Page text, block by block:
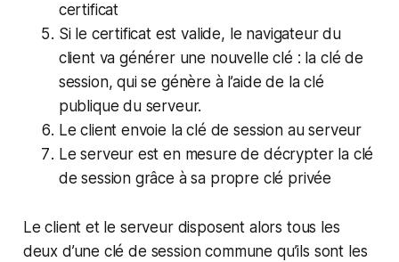
certificat
Si le certificat est valide, le navigateur du
client va générer une nouvelle clé : la clé de
session, qui se génère à l’aide de la clé
publique du serveur.
Le client envoie la clé de session au serveur
Le serveur est en mesure de décrypter la clé
de session grâce à sa propre clé privée
Le client et le serveur disposent alors tous les
deux d’une clé de session commune qu’ils sont les